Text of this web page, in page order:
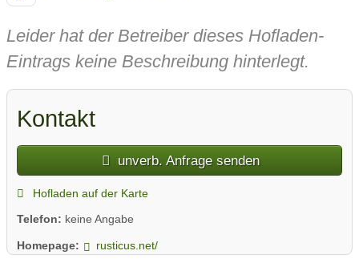
Leider hat der Betreiber dieses Hofladen-
Eintrags keine Beschreibung hinterlegt.
Kontakt
unverb. Anfrage senden
Hofladen auf der Karte
Telefon: keine Angabe
Homepage: rusticus.net/